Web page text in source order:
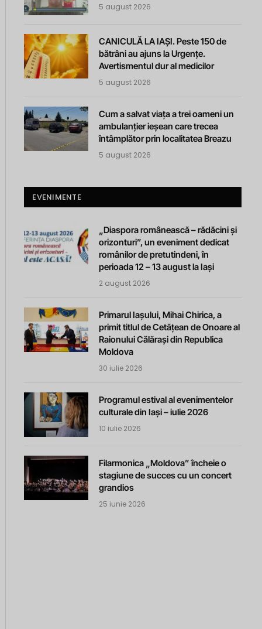
5 august 2026
CANICULĂ LA IAȘI. Peste 150 de
bătrâni au ajuns la Urgențe.
Avertismentul dur al medicilor
5 august 2026
Cum a salvat viața a trei oameni un
ambulanțier ieșean care trecea
întâmplător prin localitatea Breazu
5 august 2026
EVENIMENTE
„Diaspora românească – rădăcini și
orizonturi”, un eveniment dedicat
românilor de pretutindeni, în
perioada 12 – 13 august la Iași
2 august 2026
Primarul Iașului, Mihai Chirica, a
primit titlul de Cetățean de Onoare al
Raionului Călărași din Republica
Moldova
30 iulie 2026
Programul estival al evenimentelor
culturale din Iași – iulie 2026
10 iulie 2026
Filarmonica „Moldova” încheie o
stagiune de succes cu un concert
grandios
25 iunie 2026